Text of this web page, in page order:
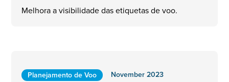
Melhora a visibilidade das etiquetas de voo.
Planejamento de Voo
November 2023